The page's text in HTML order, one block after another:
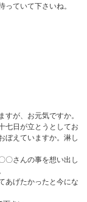
っていて下さいね。
すが、お元気ですか。
七日が立とうとしてお
ぼえていますか。淋し
さんの事を想い出し
あげたかったと今にな